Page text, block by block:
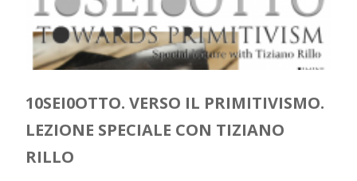
10SEI0OTTO. VERSO IL PRIMITIVISMO.
LEZIONE SPECIALE CON TIZIANO
RILLO